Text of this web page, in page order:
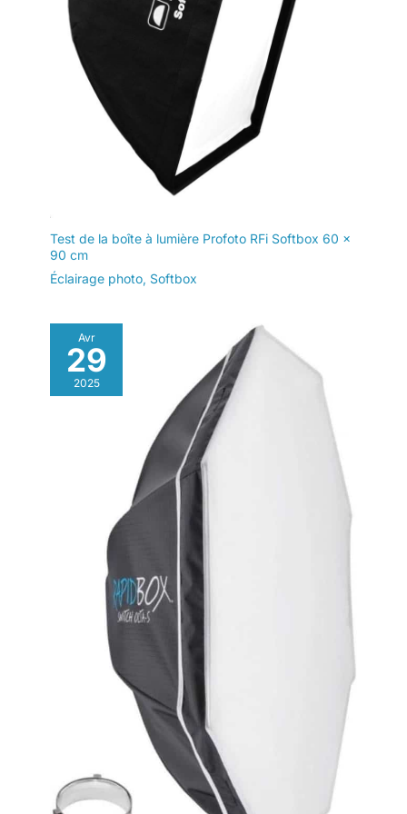
barre transversale se plie
facilement et il n'est pas
recommandé de
suspendre des objets
trop lourds. Veuillez
alourdir le support avec
des sacs de sable afin
qu'il reste stable même
par temps venteux.
Test de la boîte à lumière Profoto RFi Softbox 60 x
90 cm
Éclairage photo, Softbox
Avr
29
2025